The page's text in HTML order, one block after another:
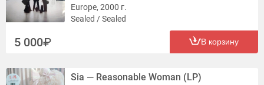
Europe, 2000 г.
Sealed / Sealed
5 000 В корзину
Sia — Reasonable Woman (LP)